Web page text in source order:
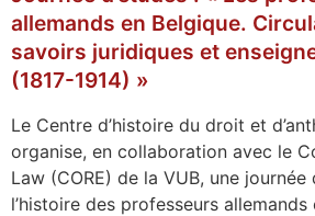
allemands en Belgique.
savoirs juridiques et
(1817-1914) »
Le Centre d’histoire du droit et
organise, en collaboration avec le
Law (CORE) de la VUB, une journée
l’histoire des professeurs